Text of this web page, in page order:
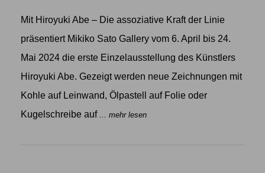
Mit Hiroyuki Abe – Die assoziative Kraft der Linie
präsentiert Mikiko Sato Gallery vom 6. April bis 24.
Mai 2024 die erste Einzelausstellung des Künstlers
Hiroyuki Abe. Gezeigt werden neue Zeichnungen mit
Kohle auf Leinwand, Ölpastell auf Folie oder
Kugelschreibe auf
... mehr lesen